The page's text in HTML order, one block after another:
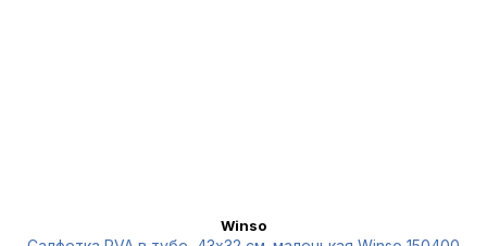
Winso